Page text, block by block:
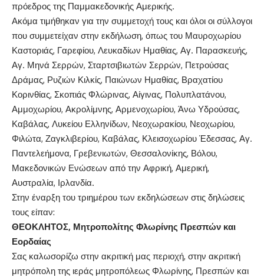
πρόεδρος της Παμμακεδονικής Αμερικής.
Ακόμα τιμήθηκαν για την συμμετοχή τους και όλοι οι σύλλογοι
που συμμετείχαν στην εκδήλωση, όπως του Μαυροχωρίου
Καστοριάς, Γαρεφίου, Λευκαδίων Ημαθίας, Αγ. Παρασκευής,
Αγ. Μηνά Σερρών, Σταρτσιβιωτών Σερρών, Πετρούσας
Δράμας, Ρυζιών Κιλκίς, Παιώνων Ημαθίας, Βραχατίου
Κορινθίας, Σκοπιάς Φλώρινας, Αίγινας, Πολυπλατάνου,
Αμμοχωρίου, Ακρολίμνης, Αρμενοχωρίου, Άνω Υδρούσας,
Καβάλας, Λυκείου Ελληνίδων, Νεοχωρακίου, Νεοχωρίου,
Φιλώτα, Ζαγκλιβερίου, Καβάλας, Κλεισοχωρίου Έδεσσας, Αγ.
Παντελεήμονα, Γρεβενιωτών, Θεσσαλονίκης, Βόλου,
Μακεδονικών Ενώσεων από την Αφρική, Αμερική,
Αυστραλία, Ιρλανδία.
Στην έναρξη του τριημέρου των εκδηλώσεων στις δηλώσεις
τους είπαν:
ΘΕΟΚΛΗΤΟΣ, Μητροπολίτης Φλωρίνης Πρεσπών και
Εορδαίας
Σας καλωσορίζω στην ακριτική μας περιοχή, στην ακριτική
μητρόπολη της ιεράς μητροπόλεως Φλωρίνης, Πρεσπών και